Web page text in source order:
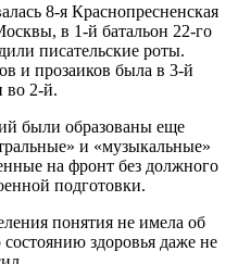
8-я Краснопресненская
в 1-й батальон 22-го
писательские роты.
и прозаиков была в 3-й
во 2-й.
были образованы еще
и «музыкальные»
на фронт без должного
подготовки.
понятия не имела об
здоровья даже не